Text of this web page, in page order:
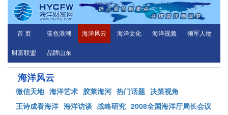
首 页 蓝色浪潮 海洋风云 海洋文化 海洋视频 领军人物
财富联盟 品牌山东
海洋风云
微信天地 海洋艺术 胶莱海河 热门话题 决策视角
王诗成看海洋 海洋访谈 战略研究 2008全国海洋厅局长会议